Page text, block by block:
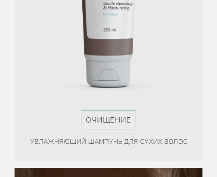
ОЧИЩЕНИЕ
УВЛАЖНЯЮЩИЙ ШАМПУНЬ ДЛЯ СУХИХ ВОЛОС